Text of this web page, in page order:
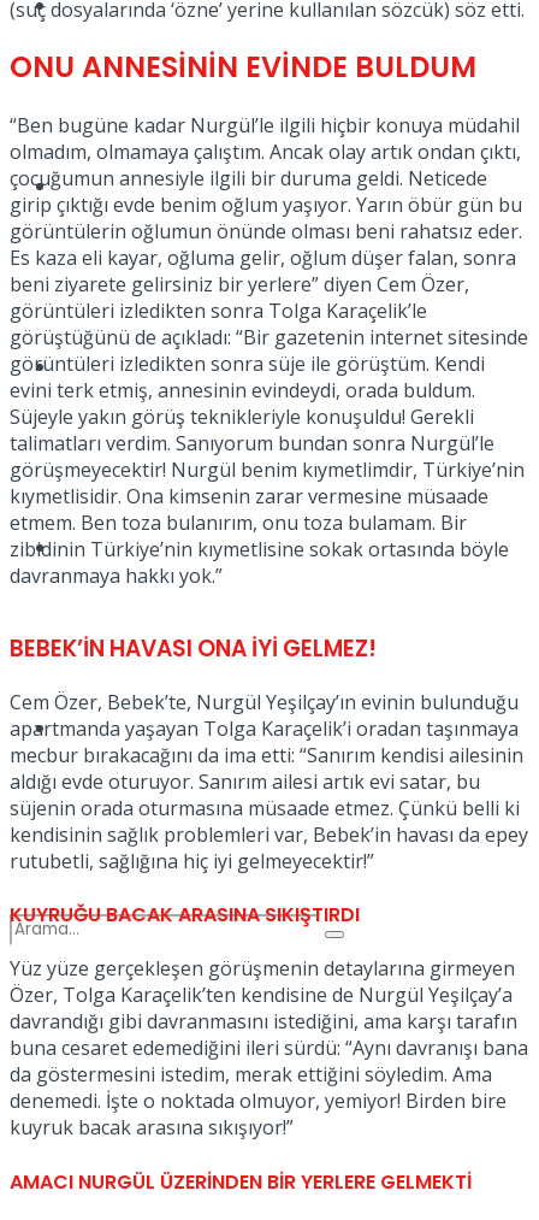
Sinema
Tatil
Spor
Podcast
No Result
(suç dosyalarında ‘özne’ yerine kullanılan sözcük) söz etti.
ONU ANNESİNİN EVİNDE BULDUM
“Ben bugüne kadar Nurgül’le ilgili hiçbir konuya müdahil
olmadım, olmamaya çalıştım. Ancak olay artık ondan çıktı,
çocuğumun annesiyle ilgili bir duruma geldi. Neticede
girip çıktığı evde benim oğlum yaşıyor. Yarın öbür gün bu
görüntülerin oğlumun önünde olması beni rahatsız eder.
Es kaza eli kayar, oğluma gelir, oğlum düşer falan, sonra
beni ziyarete gelirsiniz bir yerlere” diyen Cem Özer,
görüntüleri izledikten sonra Tolga Karaçelik’le
görüştüğünü de açıkladı: “Bir gazetenin internet sitesinde
görüntüleri izledikten sonra süje ile görüştüm. Kendi
evini terk etmiş, annesinin evindeydi, orada buldum.
Süjeyle yakın görüş teknikleriyle konuşuldu! Gerekli
talimatları verdim. Sanıyorum bundan sonra Nurgül’le
görüşmeyecektir! Nurgül benim kıymetlimdir, Türkiye’nin
kıymetlisidir. Ona kimsenin zarar vermesine müsaade
etmem. Ben toza bulanırım, onu toza bulamam. Bir
zibidinin Türkiye’nin kıymetlisine sokak ortasında böyle
davranmaya hakkı yok.”
BEBEK’İN HAVASI ONA İYİ GELMEZ!
Cem Özer, Bebek’te, Nurgül Yeşilçay’ın evinin bulunduğu
apartmanda yaşayan Tolga Karaçelik’i oradan taşınmaya
mecbur bırakacağını da ima etti: “Sanırım kendisi ailesinin
aldığı evde oturuyor. Sanırım ailesi artık evi satar, bu
süjenin orada oturmasına müsaade etmez. Çünkü belli ki
kendisinin sağlık problemleri var, Bebek’in havası da epey
rutubetli, sağlığına hiç iyi gelmeyecektir!”
KUYRUĞU BACAK ARASINA SIKIŞTIRDI
Yüz yüze gerçekleşen görüşmenin detaylarına girmeyen
Özer, Tolga Karaçelik’ten kendisine de Nurgül Yeşilçay’a
davrandığı gibi davranmasını istediğini, ama karşı tarafın
buna cesaret edemediğini ileri sürdü: “Aynı davranışı bana
da göstermesini istedim, merak ettiğini söyledim. Ama
denemedi. İşte o noktada olmuyor, yemiyor! Birden bire
kuyruk bacak arasına sıkışıyor!”
AMACI NURGÜL ÜZERİNDEN BİR YERLERE GELMEKTİ